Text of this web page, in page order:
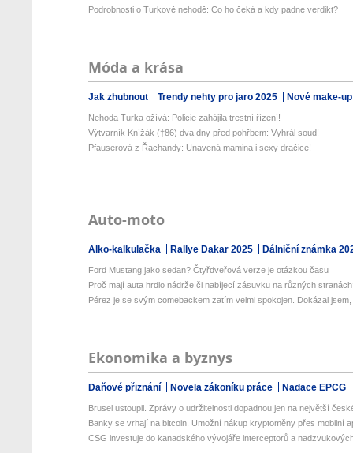
Podrobnosti o Turkově nehodě: Co ho čeká a kdy padne verdikt?
Móda a krása
Jak zhubnout Trendy nehty pro jaro 2025 Nové make-
Nehoda Turka ožívá: Policie zahájila trestní řízení!
Výtvarník Knížák (†86) dva dny před pohřbem: Vyhrál soud!
Pfauserová z Řachandy: Unavená mamina i sexy dračice!
Auto-moto
Alko-kalkulačka Rallye Dakar 2025 Dálniční známka
Ford Mustang jako sedan? Čtyřdveřová verze je otázkou času
Proč mají auta hrdlo nádrže či nabíjecí zásuvku na různých
Pérez je se svým comebackem zatím velmi spokojen. Dokázal
Ekonomika a byznys
Daňové přiznání Novela zákoníku práce Nadace EPCG
Brusel ustoupil. Zprávy o udržitelnosti dopadnou jen na největší
Banky se vrhají na bitcoin. Umožní nákup kryptoměny přes mobilní
CSG investuje do kanadského vývojáře interceptorů a